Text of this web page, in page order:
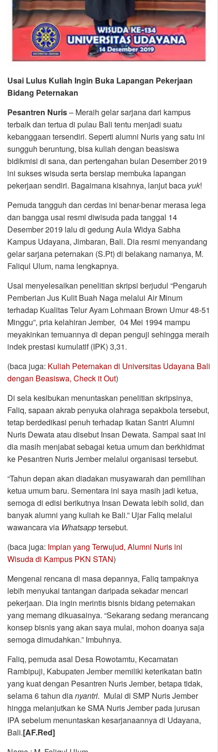
Usai Lulus Kuliah Ingin Buka Lapangan Pekerjaan
Bidang Peternakan
Pesantren Nuris– Meraih gelar sarjana dari kampus
terbaik dan tertua di pulau Bali tentu menjadi suatu
kebanggaan tersendiri. Seperti alumni Nuris yang satu ini
sungguh beruntung, bisa kuliah dengan beasiswa
bidikmisi di sana, dan pertengahan bulan Desember 2019
ini sukses wisuda serta bersiap membuka lapangan
pekerjaan sendiri. Bagaimana kisahnya, lanjut baca yuk!
Pemuda tangguh dan cerdas ini benar-benar merasa lega
dan bangga usai resmi diwisuda pada tanggal 14
Desember 2019 lalu di gedung Aula Widya Sabha
Kampus Udayana, Jimbaran, Bali. Dia resmi menyandang
gelar sarjana peternakan (S.Pt) di belakang namanya, M.
Faliqul Ulum, nama lengkapnya.
Usai menyelesaikan penelitian skripsi berjudul “Pengaruh
Pemberian Jus Kulit Buah Naga melalui Air Minum
terhadap Kualitas Telur Ayam Lohmaan Brown Umur 48-51
Minggu”, pria kelahiran Jember, 04 Mei 1994 mampu
meyakinkan temuannya di depan penguji sehingga meraih
indek prestasi kumulatif (IPK) 3,31.
(baca juga: Kuliah Peternakan di Universitas Udayana Bali
dengan Beasiswa, Check it Out)
Di sela kesibukan menuntaskan penelitian skripsinya,
Faliq, sapaan akrab penyuka olahraga sepakbola tersebut,
tetap berdedikasi penuh terhadap Ikatan Santri Alumni
Nuris Dewata atau disebut Insan Dewata. Sampai saat ini
dia masih menjabat sebagai ketua umum dan berkhidmat
ke Pesantren Nuris Jember melalui organisasi tersebut.
“Tahun depan akan diadakan musyawarah dan pemilihan
ketua umum baru. Sementara ini saya masih jadi ketua,
semoga di edisi berikutnya Insan Dewata lebih solid, dan
banyak alumni yang kuliah ke Bali.” Ujar Faliq melalui
wawancara via Whatsapptersebut.
(baca juga: Impian yang Terwujud, Alumni Nuris ini
Wisuda di Kampus PKN STAN)
Mengenai rencana di masa depannya, Faliq tampaknya
lebih menyukai tantangan daripada sekadar mencari
pekerjaan. Dia ingin merintis bisnis bidang peternakan
yang memang dikuasainya. “Sekarang sedang merancang
konsep bisnis yang akan saya mulai, mohon doanya saja
semoga dimudahkan.” Imbuhnya.
Faliq, pemuda asal Desa Rowotamtu, Kecamatan
Rambipuji, Kabupaten Jember memiliki keterikatan batin
yang kuat dengan Pesantren Nuris Jember, betapa tidak,
selama 6 tahun dianyantri. Mulai di SMP Nuris Jember
hingga melanjutkan ke SMA Nuris Jember pada jurusan
IPA sebelum menuntaskan kesarjanaannya di Udayana,
Bali.[AF.Red]